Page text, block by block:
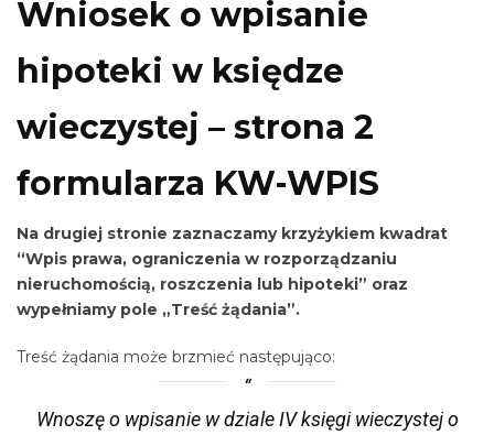
Wniosek o wpisanie
hipoteki w księdze
wieczystej – strona 2
formularza KW-WPIS
Na drugiej stronie zaznaczamy krzyżykiem kwadrat
“Wpis prawa, ograniczenia w rozporządzaniu
nieruchomością, roszczenia lub hipoteki” oraz
wypełniamy pole „Treść żądania”.
Treść żądania może brzmieć następująco:
Wnoszę o wpisanie w dziale IV księgi wieczystej o